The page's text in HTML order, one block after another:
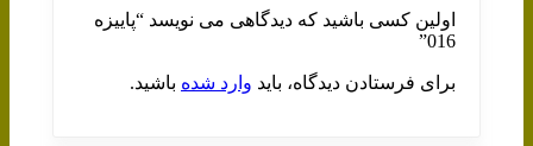
اولین کسی باشید که دیدگاهی می نویسد “پاییزه
016”
برای فرستادن دیدگاه، باید وارد شده باشید.